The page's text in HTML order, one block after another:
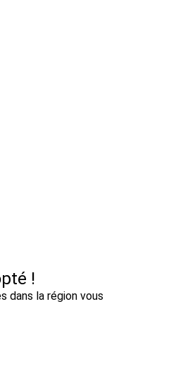
!
dans la région vous